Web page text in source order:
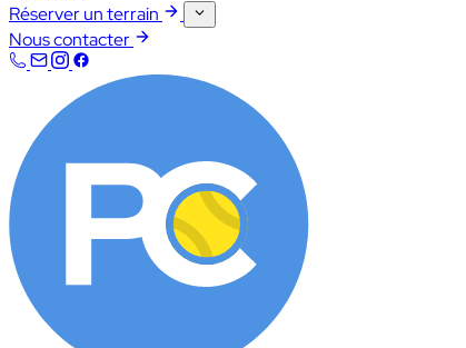
Réserver un terrain
Nous contacter